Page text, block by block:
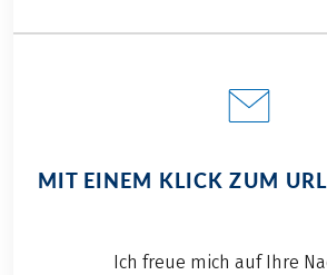
MIT EINEM KLICK ZUM
Ich freue mich auf Ihre